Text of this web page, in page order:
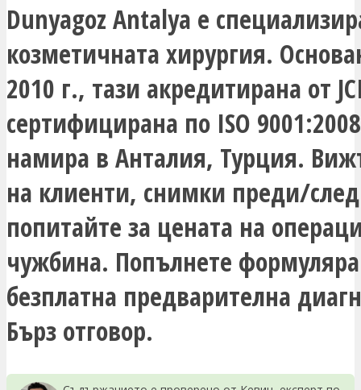
Dunyagoz Antalya е
козметичната хирургия.
2010 г., тази акредитирана от
сертифицирана по ISO
намира в Анталия, Турция.
на клиенти, снимки преди/
попитайте за цената на
чужбина. Попълнете
безплатна предварителна
Бърз отговор.